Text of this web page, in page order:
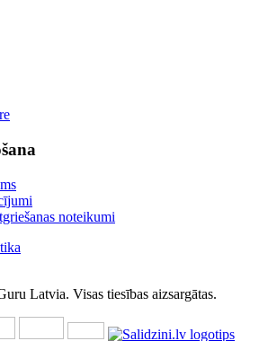
noteikumi
Latvia. Visas tiesības aizsargātas.